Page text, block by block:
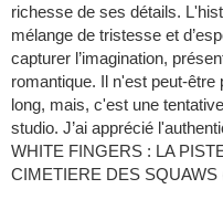
richesse de ses détails.
mélange de tristesse et
capturer l’imagination,
romantique. Il n'est peut-
long, mais, c'est une
studio. J’ai apprécié
WHITE FINGERS : LA
CIMETIERE DES